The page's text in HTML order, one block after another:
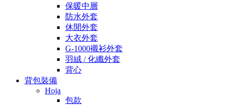
保暖中層
防水外套
休閒外套
大衣外套
G-1000襯衫外套
羽絨 / 化纖外套
背心
背包裝備
Hoja
包款